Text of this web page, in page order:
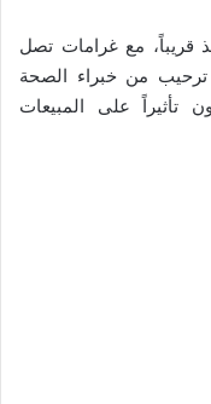
قريباً، مع غرامات تصل
ترحيب من خبراء الصحة
تأثيراً على المبيعات